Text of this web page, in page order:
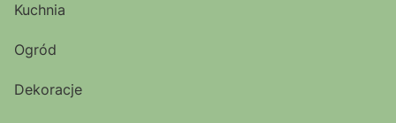
Kuchnia
Ogród
Dekoracje